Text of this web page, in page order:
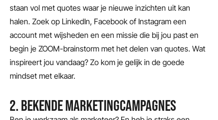
staan vol met quotes waar je nieuwe inzichten uit kan
halen. Zoek op LinkedIn, Facebook of Instagram een
account met wijsheden en een missie die bij jou past en
begin je ZOOM-brainstorm met het delen van quotes. Wat
inspireert jou vandaag? Zo kom je gelijk in de goede
mindset met elkaar.
2. BEKENDE MARKETINGCAMPAGNES